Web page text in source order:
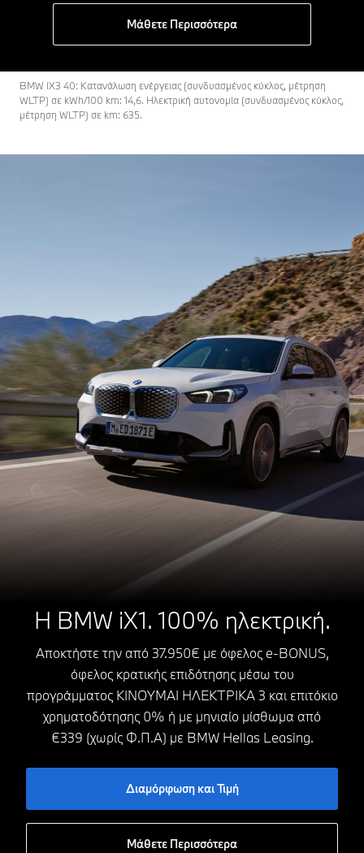
Μάθετε Περισσότερα
BMW iX3 40: Κατανάλωση ενέργειας (συνδυασμένος κύκλος, μέτρηση
WLTP) σε kWh/100 km: 14,6. Ηλεκτρική αυτονομία (συνδυασμένος κύκλος,
μέτρηση WLTP) σε km: 635.
Η BMW iX1. 100% ηλεκτρική.
Αποκτήστε την από 37.950€ με όφελος e-BONUS,
όφελος κρατικής επιδότησης μέσω του
προγράμματος ΚΙΝΟΥΜΑΙ ΗΛΕΚΤΡΙΚΑ 3 και επιτόκιο
χρηματοδότησης 0% ή με μηνιαίο μίσθωμα από
€339 (χωρίς Φ.Π.Α) με ΒΜW Hellas Leasing.
Διαμόρφωση και Τιμή
Μάθετε Περισσότερα